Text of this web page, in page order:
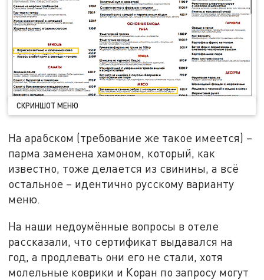
СКРИНШОТ МЕНЮ
На арабском (требование же такое имеется) –
парма заменена хамоном, который, как
известно, тоже делается из свинины, а всё
остальное – идентично русскому варианту
меню.
На наши недоумённые вопросы в отеле
рассказали, что сертификат выдавался на
год, а продлевать они его не стали, хотя
молельные коврики и Коран по запросу могут